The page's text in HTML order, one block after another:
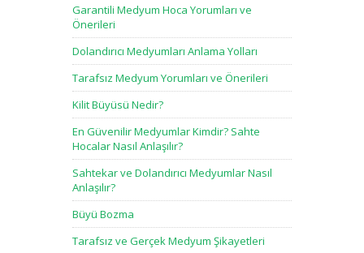
Garantili Medyum Hoca Yorumları ve
Önerileri
Dolandırıcı Medyumları Anlama Yolları
Tarafsız Medyum Yorumları ve Önerileri
Kilit Büyüsü Nedir?
En Güvenilir Medyumlar Kimdir? Sahte
Hocalar Nasıl Anlaşılır?
Sahtekar ve Dolandırıcı Medyumlar Nasıl
Anlaşılır?
Büyü Bozma
Tarafsız ve Gerçek Medyum Şikayetleri